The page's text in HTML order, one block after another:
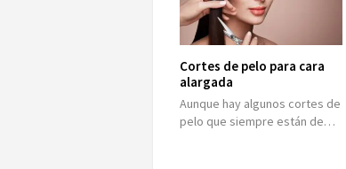
Cortes de pelo para cara
alargada
Aunque hay algunos cortes de
pelo que siempre están de…